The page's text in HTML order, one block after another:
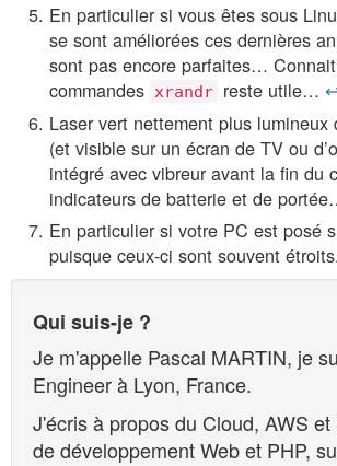
En particulier si vous êtes sous
se sont améliorées ces dernières
sont pas encore parfaites…
commandes xrandr reste utile…
Laser vert nettement plus lumineux
(et visible sur un écran de TV ou
intégré avec vibreur avant la fin du
indicateurs de batterie et de
En particulier si votre PC est posé
puisque ceux-ci sont souvent étroits.
Qui suis-je ?
Je m'appelle Pascal MARTIN, je
Engineerà Lyon, France.
J'écris à propos du Cloud, AWS
de développement Web et PHP,